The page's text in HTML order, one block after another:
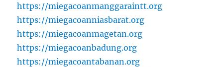
https://miegacoanmanggaraintt.org
https://miegacoanniasbarat.org
https://miegacoanmagetan.org
https://miegacoanbadung.org
https://miegacoantabanan.org